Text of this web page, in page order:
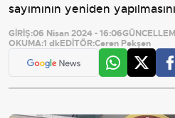
sayımının yeniden
GİRİŞ:06 Nisan 2024 - 16:06
OKUMA:1 dkEDİTÖR:Ceren Pekşen